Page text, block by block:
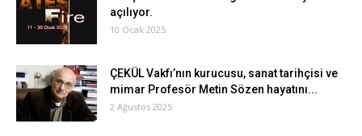
açılıyor.
10 Ocak 2025
ÇEKÜL Vakfı’nın kurucusu, sanat tarihçisi ve
mimar Profesör Metin Sözen hayatını...
2 Ağustos 2025